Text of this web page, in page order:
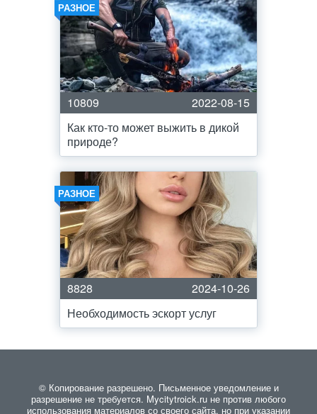
РАЗНОЕ
10809
2022-08-15
Как кто-то может выжить в дикой
природе?
РАЗНОЕ
8828
2024-10-26
Необходимость эскорт услуг
© Копирование разрешено. Письменное уведомление и
разрешение не требуется. Mycitytroick.ru не против любого
использования материалов со своего сайта, но при указании